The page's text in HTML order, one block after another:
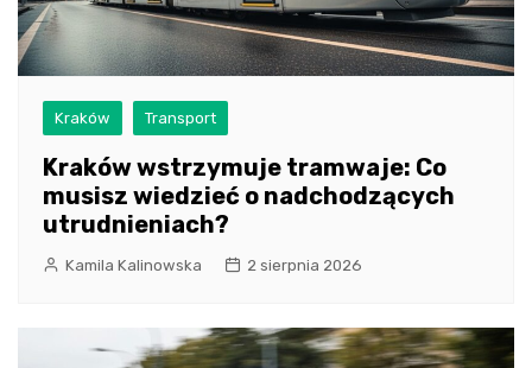
Kraków Transport
Kraków wstrzymuje tramwaje: Co
musisz wiedzieć o nadchodzących
utrudnieniach?
Kamila Kalinowska 2 sierpnia 2026